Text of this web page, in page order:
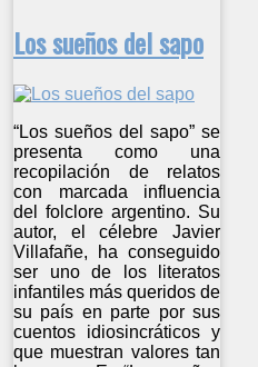
Los sueños del sapo
“Los sueños del sapo” se
presenta como una
recopilación de relatos
con marcada influencia
del folclore argentino. Su
autor, el célebre Javier
Villafañe, ha conseguido
ser uno de los literatos
infantiles más queridos de
su país en parte por sus
cuentos idiosincráticos y
que muestran valores tan